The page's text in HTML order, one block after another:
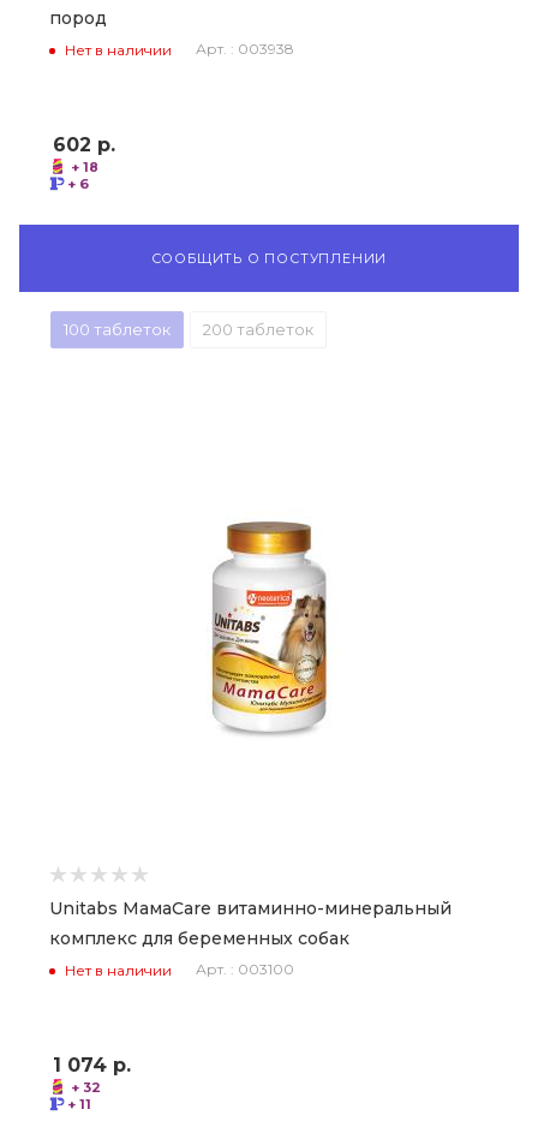
пород
Нет в наличии Арт. : 003938
602 р.
+ 18
+ 6
СООБЩИТЬ О ПОСТУПЛЕНИИ
100 таблеток 200 таблеток
Unitabs МамаCare витаминно-минеральный
комплекс для беременных собак
Нет в наличии Арт. : 003100
1 074 р.
+ 32
+ 11